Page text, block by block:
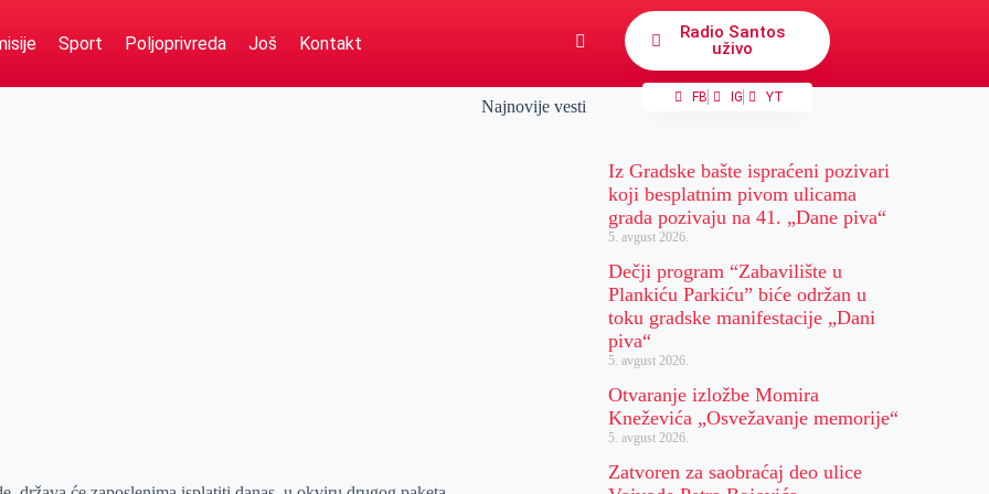
Sport Poljoprivreda Još Kontakt
Radio Santos
uživo
FB IG YT
Najnovije vesti
Iz Gradske bašte ispraćeni pozivari
koji besplatnim pivom ulicama
grada pozivaju na 41. „Dane piva“
5. avgust 2026.
Dečji program “Zabavilište u
Plankiću Parkiću” biće održan u
toku gradske manifestacije „Dani
piva“
5. avgust 2026.
Otvaranje izložbe Momira
Kneževića „Osvežavanje memorije“
5. avgust 2026.
Zatvoren za saobraćaj deo ulice